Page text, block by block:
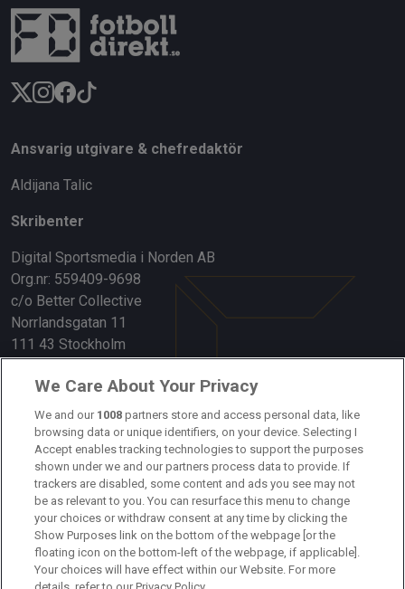
Ansvarig utgivare & chefredaktör
Aldijana Talic
Skribenter
Digital Sportsmedia i Norden AB
Org.nr: 559409-9698
c/o Better Collective
Norrlandsgatan 11
111 43 Stockholm
Länkar
Om oss
Kontakta oss
Kundtjänst
Sponsor: Rekatochklart
Annonsera på Fotbolldirekt
We Care About Your Privacy
We and our 1008 partners store and access personal data, like
browsing data or unique identifiers, on your device. Selecting I
Accept enables tracking technologies to support the purposes
shown under we and our partners process data to provide. If
trackers are disabled, some content and ads you see may not
be as relevant to you. You can resurface this menu to change
your choices or withdraw consent at any time by clicking the
Show Purposes link on the bottom of the webpage [or the
floating icon on the bottom-left of the webpage, if applicable].
Your choices will have effect within our Website. For more